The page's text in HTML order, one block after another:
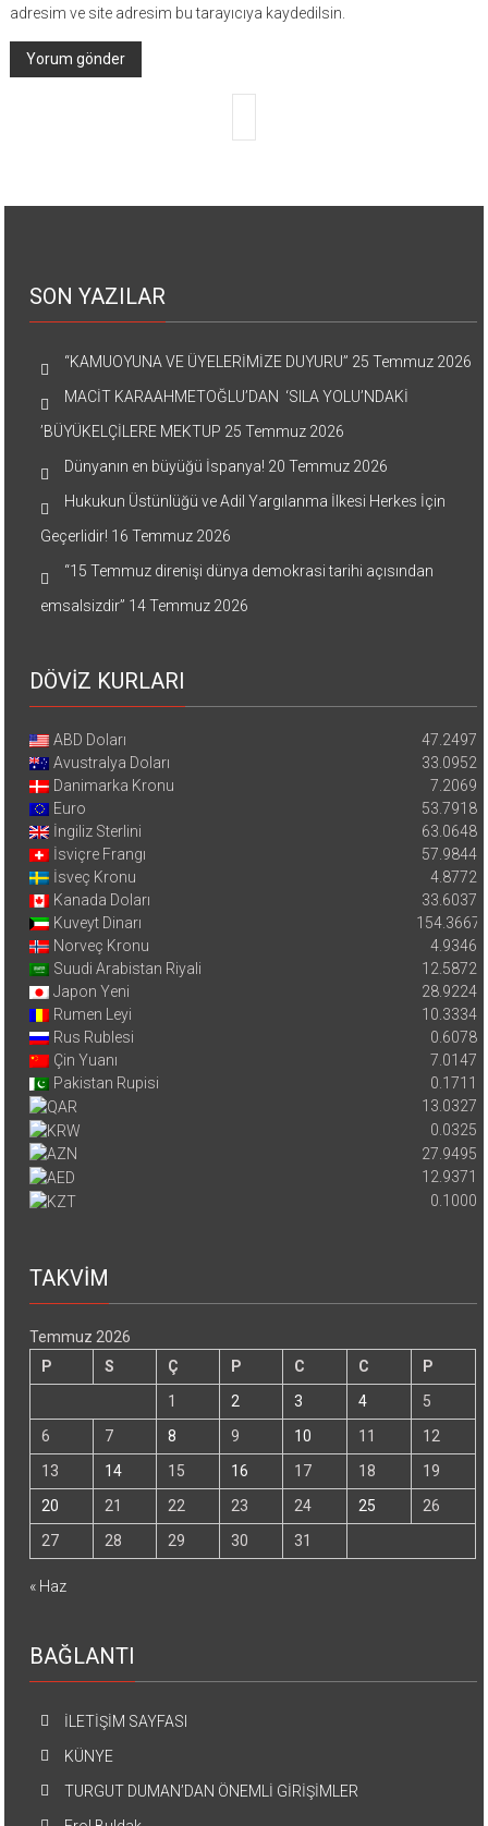
adresim ve site adresim bu tarayıcıya kaydedilsin.
SON YAZILAR
“KAMUOYUNA VE ÜYELERİMİZE DUYURU” 25 Temmuz 2026
MACİT KARAAHMETOĞLU’DAN ‘SILA YOLU’NDAKİ
’BÜYÜKELÇİLERE MEKTUP 25 Temmuz 2026
Dünyanın en büyüğü İspanya! 20 Temmuz 2026
Hukukun Üstünlüğü ve Adil Yargılanma İlkesi Herkes İçin
Geçerlidir! 16 Temmuz 2026
“15 Temmuz direnişi dünya demokrasi tarihi açısından
emsalsizdir” 14 Temmuz 2026
DÖVİZ KURLARI
ABD Doları
47.2497
Avustralya Doları
33.0952
Danimarka Kronu
7.2069
Euro
53.7918
İngiliz Sterlini
63.0648
İsviçre Frangı
57.9844
İsveç Kronu
4.8772
Kanada Doları
33.6037
Kuveyt Dinarı
154.3667
Norveç Kronu
4.9346
Suudi Arabistan Riyali
12.5872
Japon Yeni
28.9224
Rumen Leyi
10.3334
Rus Rublesi
0.6078
Çin Yuanı
7.0147
Pakistan Rupisi
0.1711
13.0327
0.0325
27.9495
12.9371
0.1000
TAKVİM
Temmuz 2026
P
S Ç P C C
P
1
2 3 4
5
6
7 8 9 10 11
12
13
14 15 16 17 18
19
20
21 22 23 24 25
26
27
28 29 30 31
« Haz
BAĞLANTI
İLETİŞİM SAYFASI
KÜNYE
TURGUT DUMAN’DAN ÖNEMLİ GİRİŞİMLER